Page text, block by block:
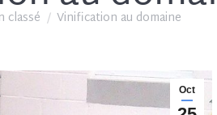
classé Vinification au domaine
Oct